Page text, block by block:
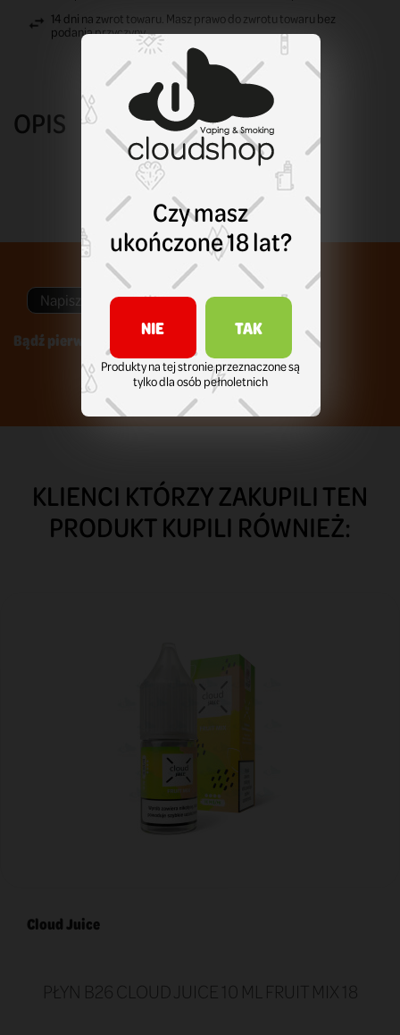
14 dni na zwrot towaru. Masz prawo do zwrotu towaru bez
podania przyczyny.
OPIS
Napisz swoją opinię
Bądź pierwszym który napisze recenzję !
KLIENCI KTÓRZY ZAKUPILI TEN
PRODUKT KUPILI RÓWNIEŻ:
Cloud Juice
PŁYN B26 CLOUD JUICE 10 ML FRUIT MIX 18
Czy masz
ukończone 18 lat?
NIE TAK
Produkty na tej stronie przeznaczone są
tylko dla osób pełnoletnich